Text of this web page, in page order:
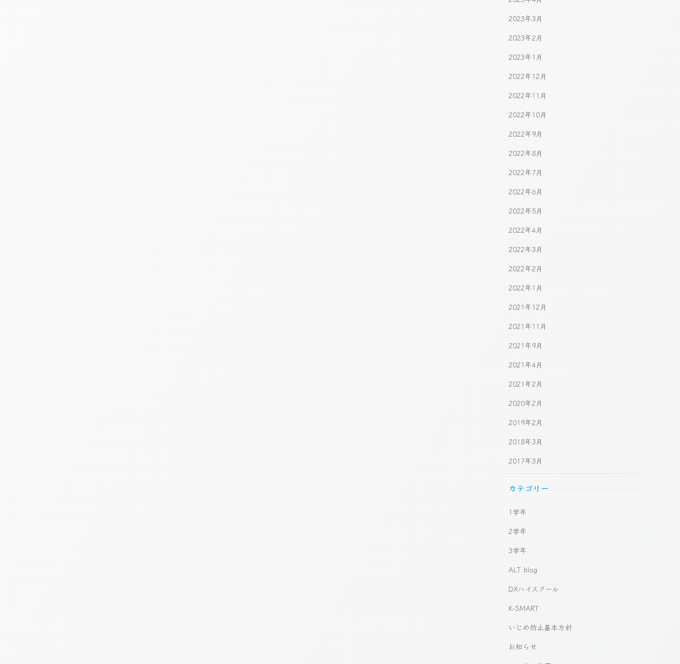
2023年3月
2023年2月
2023年1月
2022年12月
2022年11月
2022年10月
2022年9月
2022年8月
2022年7月
2022年6月
2022年5月
2022年4月
2022年3月
2022年2月
2022年1月
2021年12月
2021年11月
2021年9月
2021年4月
2021年2月
2020年2月
2019年2月
2018年3月
2017年3月
カテゴリー
1学年
2学年
3学年
ALT blog
DXハイスクール
K-SMART
いじめ防止基本方針
お知らせ